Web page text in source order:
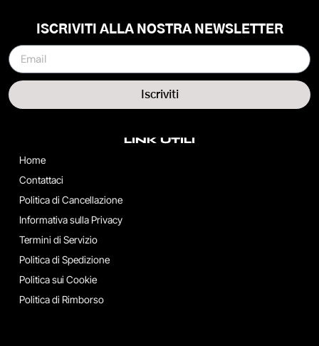
LINK UTILI
Home
Contattaci
Politica di Cancellazione
Informativa sulla Privacy
Termini di Servizio
Politica di Spedizione
Politica sui Cookie
Politica di Rimborso
ISCRIVITI ALLA NOSTRA NEWSLETTER
Iscriviti